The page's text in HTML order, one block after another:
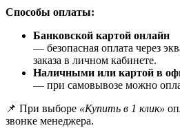
Способы оплаты:
Банковской картой онлайн
— безопасная оплата через
заказа в личном кабинете.
Наличными или картой в
— при самовывозе можно
📌 При выборе «Купить в 1 клик»
звонке менеджера.